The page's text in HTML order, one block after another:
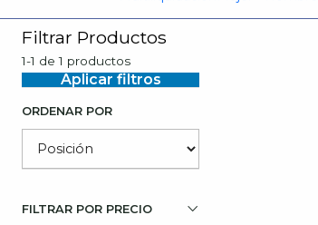
Filtrar Productos
1-1 de 1 productos
Aplicar filtros
ORDENAR POR
FILTRAR POR PRECIO